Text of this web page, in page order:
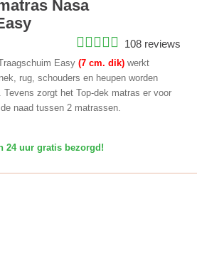
Nasa
108 reviews
Easy (7 cm. dik) werkt
rug, schouders en heupen worden
zorgt het Top-dek matras er voor
naad tussen 2 matrassen.
24 uur gratis bezorgd!